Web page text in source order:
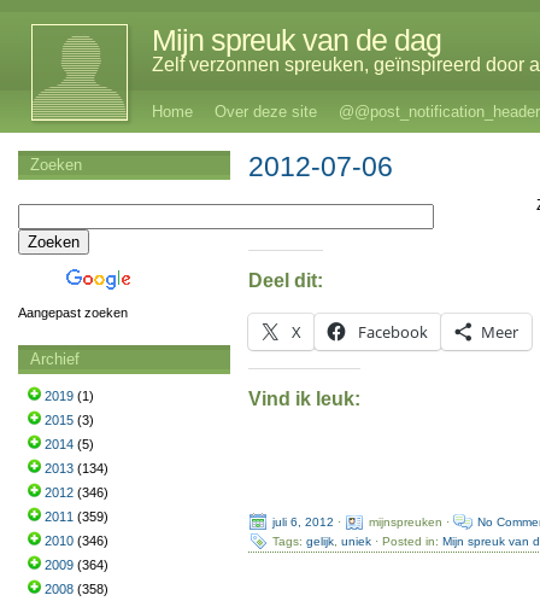
Mijn spreuk van de dag
Zelf verzonnen spreuken, geïnspireerd door
Home Over deze site @@post_notification_header
2012-07-06
Deel dit:
X Facebook Meer
Vind ik leuk:
juli 6, 2012 · mijnspreuken ·
No
Tags: gelijk, uniek· Posted in: Mijn spreuk van
Zoeken
Aangepast zoeken
Archief
2019 (1)
2015 (3)
2014 (5)
2013 (134)
2012 (346)
2011 (359)
2010 (346)
2009 (364)
2008 (358)